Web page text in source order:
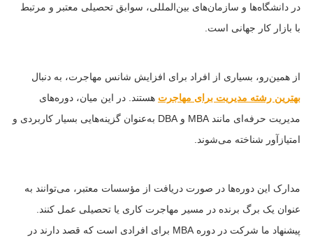
در دانشگاه‌ها و سازمان‌های بین‌المللی، سوابق تحصیلی معتبر و مرتبط
با بازار کار جهانی است.
از همین‌رو، بسیاری از افراد برای افزایش شانس مهاجرت، به دنبال
بهترین رشته مدیریت برای مهاجرت هستند. در این میان، دوره‌های
مدیریت حرفه‌ای مانند MBA و DBA به‌عنوان گزینه‌هایی بسیار کاربردی و
امتیازآور شناخته می‌شوند.
مدارک این دوره‌ها در صورت دریافت از مؤسسات معتبر، می‌توانند به
عنوان یک برگ برنده در مسیر مهاجرت کاری یا تحصیلی عمل کنند.
پیشنهاد ما شرکت در دوره MBA برای افرادی است که قصد دارند در